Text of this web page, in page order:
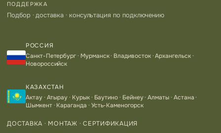
ПОДДЕРЖКА
Подбор · доставка · консультация по подключению
РОССИЯ
Санкт-Петербург · Мурманск · Владивосток · Архангельск ·
Новороссийск
КАЗАХСТАН
Актау · Атырау · Курык · Баутино · Бейнеу · Алматы · Астана ·
Шымкент · Караганда · Усть-Каменогорск
ДОСТАВКА · МОНТАЖ · СЕРТИФИКАЦИЯ